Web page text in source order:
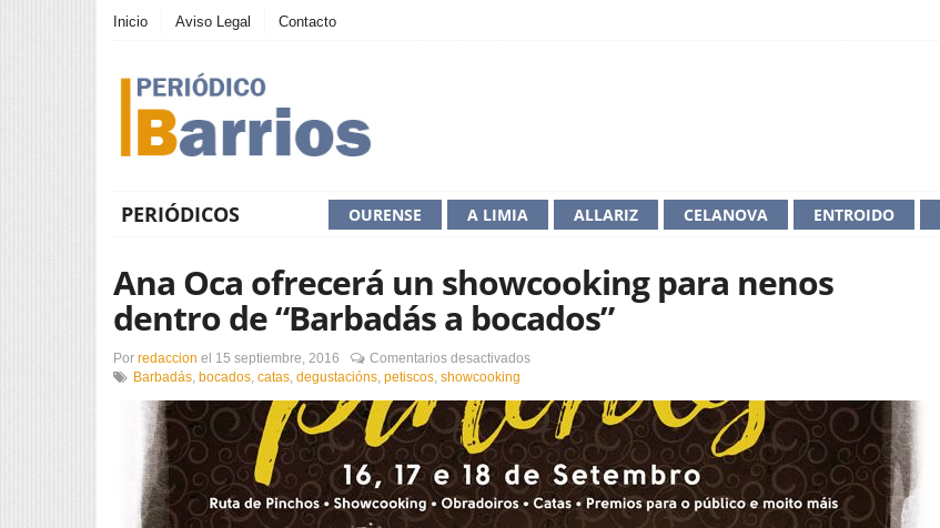
Inicio Aviso Legal Contacto
PERIÓDICOS ENTROIDO
CELANOVA
ALLARIZ
A LIMIA
OURENSE
Ana Oca ofrecerá un showcooking para nenos
dentro de “Barbadás a bocados”
Por redaccion el 15 septiembre, 2016 Comentarios desactivadosen
ofrecerá
un
showcooking
para
nenos
dentro
Barbadás bocados catas degustacións petiscos showcooking